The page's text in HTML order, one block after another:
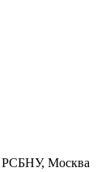
РСБНУ, Москва